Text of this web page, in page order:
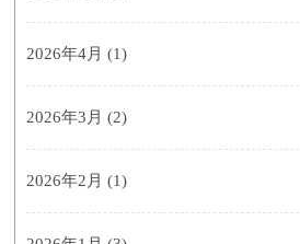
2026年4月 (1)
2026年3月 (2)
2026年2月 (1)